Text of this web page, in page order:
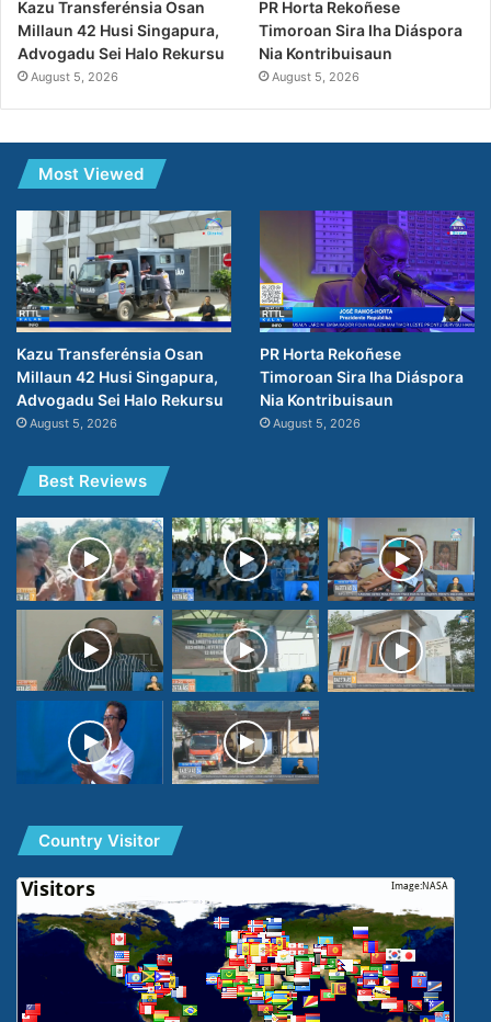
Kazu Transferénsia Osan
Millaun 42 Husi Singapura,
Advogadu Sei Halo Rekursu
August 5, 2026
PR Horta Rekoñese
Timoroan Sira Iha Diáspora
Nia Kontribuisaun
August 5, 2026
Most Viewed
Kazu Transferénsia Osan
Millaun 42 Husi Singapura,
Advogadu Sei Halo Rekursu
August 5, 2026
PR Horta Rekoñese
Timoroan Sira Iha Diáspora
Nia Kontribuisaun
August 5, 2026
Best Reviews
Country Visitor